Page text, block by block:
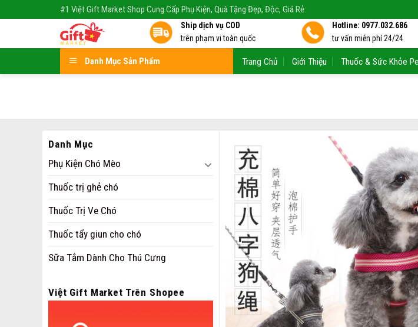
#1 Việt Gift Market Shop Cung Cấp Phụ Kiện, Quà Tặng Đẹp, Độc, Giá Rẻ
Ship dịch vụ COD
trên phạm vi toàn quốc
Hotline: 0977.032.686
tư vấn miễn phí 24/24
Danh Mục Sản Phẩm Trang Chủ Giới Thiệu Thuốc & Sức Khỏe
Danh Mục
Phụ Kiện Chó Mèo
Thuốc trị ghẻ chó
Thuốc Trị Ve Chó
Thuốc tẩy giun cho chó
Sữa Tắm Dành Cho Thú Cưng
Việt Gift Market Trên Shopee